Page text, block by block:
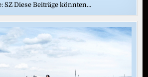
SZ Diese Beiträge könnten…